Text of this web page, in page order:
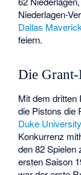
Niederlagen-
Dallas
feiern.
Die
Mit dem
die Pistons die
Duke University
Konkurrenz
den 82 Spielen
ersten Saison